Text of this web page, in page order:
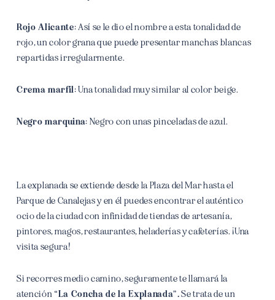
Rojo Alicante:Así se le dio el nombre a esta tonalidad de
rojo, un color grana que puede presentar manchas blancas
repartidas irregularmente.
Crema marfil:Una tonalidad muy similar al color beige.
Negro marquina: Negro con unas pinceladas de azul.
La explanada se extiende desde la Plaza del Mar hasta el
Parque de Canalejas y en él puedes encontrar el auténtico
ocio de la ciudad con infinidad de tiendas de artesanía,
pintores, magos, restaurantes, heladerías y cafeterías. ¡Una
visita segura!
Si recorres medio camino, seguramente te llamará la
atención “La Concha de la Explanada”.Se trata de un